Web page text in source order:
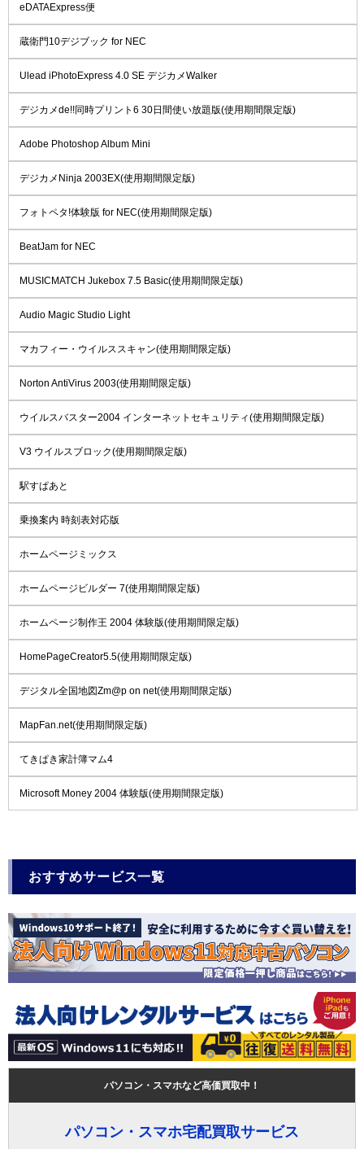
eDATAExpress便
蔵衛門10デジブック for NEC
Ulead iPhotoExpress 4.0 SE デジカメWalker
デジカメde!!同時プリント6 30日間使い放題版(使用期間限定版)
Adobe Photoshop Album Mini
デジカメNinja 2003EX(使用期間限定版)
フォトペタ!体験版 for NEC(使用期間限定版)
BeatJam for NEC
MUSICMATCH Jukebox 7.5 Basic(使用期間限定版)
Audio Magic Studio Light
マカフィー・ウイルススキャン(使用期間限定版)
Norton AntiVirus 2003(使用期間限定版)
ウイルスバスター2004 インターネットセキュリティ(使用期間限定版)
V3 ウイルスブロック(使用期間限定版)
駅すぱあと
乗換案内 時刻表対応版
ホームページミックス
ホームページビルダー 7(使用期間限定版)
ホームページ制作王 2004 体験版(使用期間限定版)
HomePageCreator5.5(使用期間限定版)
デジタル全国地図Zm@p on net(使用期間限定版)
MapFan.net(使用期間限定版)
てきぱき家計簿マム4
Microsoft Money 2004 体験版(使用期間限定版)
おすすめサービス一覧
パソコン・スマホなど高価買取中！
パソコン・スマホ宅配買取サービス